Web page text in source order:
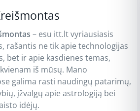
– esu itt.lt vyriausiasis
rašantis ne tik apie technologijas
bet ir apie kasdienes temas,
iš mūsų. Mano
galima rasti naudingų patarimų,
įžvalgų apie astrologiją bei
idėjų.